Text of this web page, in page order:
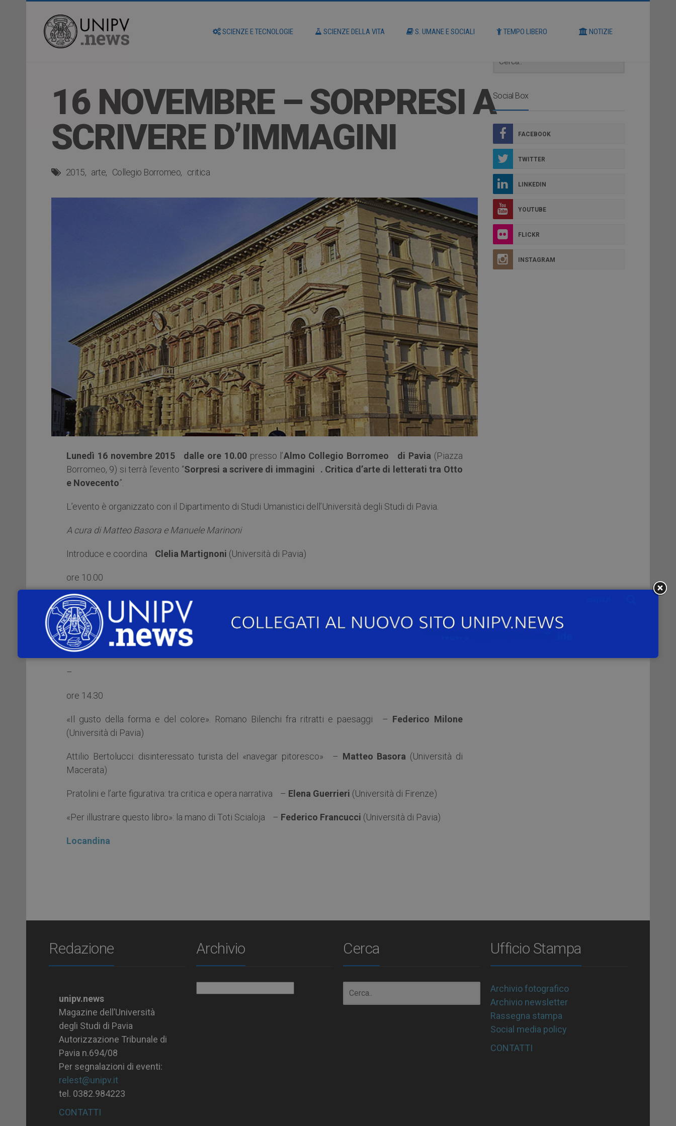
SCIENZE E TECNOLOGIE SCIENZE DELLA VITA S. UMANE E SOCIALI TEMPO LIBERO NOTIZIE
16 NOVEMBRE – SORPRESI A
SCRIVERE D’IMMAGINI
2015 arte Collegio Borromeo critica
Lunedì 16 novembre 2015 dalle ore 10.00presso l’Almo Collegio Borromeo di Pavia (Piazza
Borromeo, 9) si terrà l’evento “Sorpresi a scrivere di immagini . Critica d’arte di letterati tra Otto
e Novecento”.
L’evento è organizzato con il Dipartimento di Studi Umanistici dell’Università degli Studi di Pavia.
A cura di Matteo Basora e Manuele Marinoni
Introduce e coordina Clelia Martignoni (Università di Pavia)
ore 10.00
Carducci etruscologo –Maurizio Harari
L’ingegnere al museo. Gadda e le arti figurative –Manuele Marinoni (Università di Firenze)
Montale dalla parte dei pittori: conflitto d’interessi? –
–
ore 14.30
«Il gusto della forma e del colore». Romano Bilenchi fra ritratti e paesaggi – Federico Milone
(Università di Pavia)
Attilio Bertolucci: disinteressato turista del «navegar pitoresco» – Matteo Basora (Università di
Macerata)
Pratolini e l’arte figurativa: tra critica e opera narrativa – Elena Guerrieri (Università di Firenze)
«Per illustrare questo libro»: la mano di Toti Scialoja – Federico Francucci (Università di Pavia)
Locandina
Social Box
FACEBOOK
TWITTER
LINKEDIN
YOUTUBE
FLICKR
INSTAGRAM
Redazione
unipv.news
Magazine dell’Università
degli Studi di Pavia
Autorizzazione Tribunale di
Pavia n.694/08
Per segnalazioni di eventi:
relest@unipv.it
tel. 0382.984223
CONTATTI
Archivio Cerca Ufficio Stampa
Archivio fotografico
Archivio newsletter
Rassegna stampa
Social media policy
CONTATTI